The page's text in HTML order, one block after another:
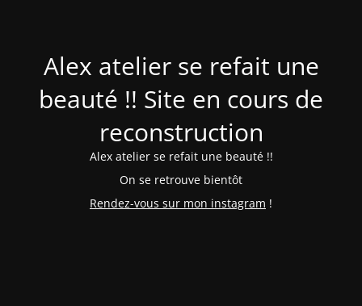
Alex atelier se refait une
beauté !! Site en cours de
reconstruction
Alex atelier se refait une beauté !!
On se retrouve bientôt
Rendez-vous sur mon instagram !